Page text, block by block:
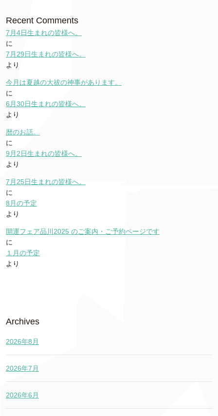
Recent Comments
7月4日生まれの皆様へ。
に
7月29日生まれの皆様へ。
より
今月は夏越の大祓の神事があります。
に
6月30日生まれの皆様へ。
より
暦のお話。
に
9月2日生まれの皆様へ。
より
7月25日生まれの皆様へ。
に
8月の予定
より
開運フェア品川2025 のご案内・ご予約ページです
に
１月の予定
より
Archives
2026年8月
2026年7月
2026年6月